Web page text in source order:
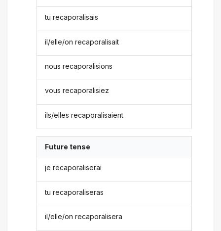
tu recaporalisais
il/elle/on recaporalisait
nous recaporalisions
vous recaporalisiez
ils/elles recaporalisaient
Future tense
je recaporaliserai
tu recaporaliseras
il/elle/on recaporalisera